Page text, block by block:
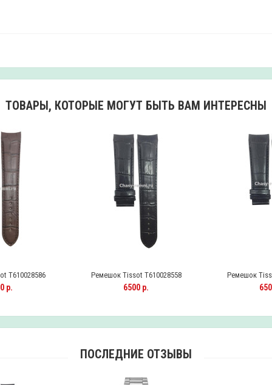
ТОВАРЫ, КОТОРЫЕ МОГУТ БЫТЬ ВАМ ИНТЕРЕСНЫ
T610028586
р.
Ремешок Tissot T610028558
6500 р.
Ремешок
ПОСЛЕДНИЕ ОТЗЫВЫ